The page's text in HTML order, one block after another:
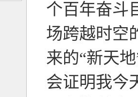
个百年奋斗
场跨越时空
来的“新天
会证明我今